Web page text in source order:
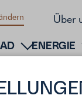
Über
ENERGIE